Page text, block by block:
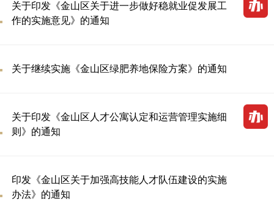
关于印发《金山区关于进一步做好稳就业促发展工
作的实施意见》的通知
关于继续实施《金山区绿肥养地保险方案》的通知
关于印发《金山区人才公寓认定和运营管理实施细
则》的通知
印发《金山区关于加强高技能人才队伍建设的实施
办法》的通知